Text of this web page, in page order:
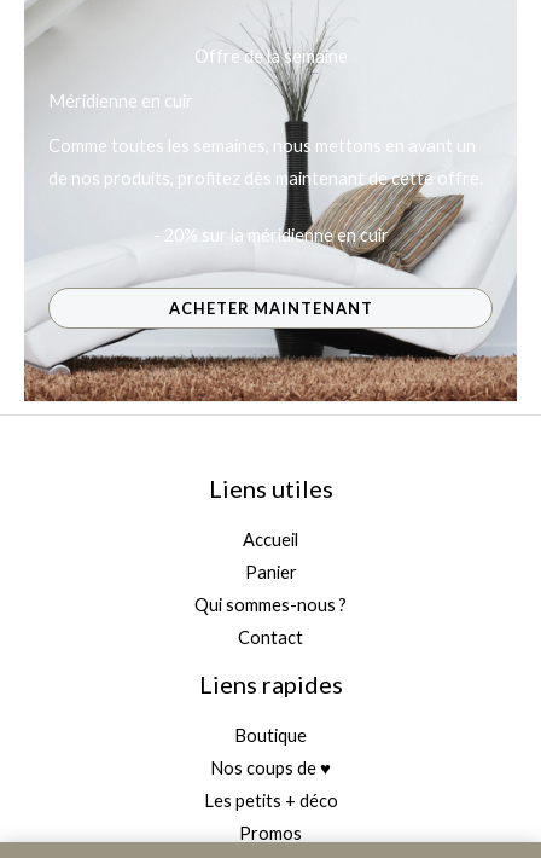
Offre de la semaine
Méridienne en cuir
Comme toutes les semaines, nous mettons en avant un
de nos produits, profitez dès maintenant de cette offre.
- 20% sur la méridienne en cuir
ACHETER MAINTENANT
Liens utiles
Accueil
Panier
Qui sommes-nous ?
Contact
Liens rapides
Boutique
Nos coups de ♥
Les petits + déco
Promos